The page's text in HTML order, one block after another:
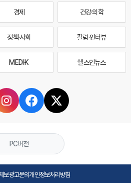
경제 건강·의학
정책·사회 칼럼·인터뷰
MEDI·K 헬스인뉴스
PC버전
보광고문의개인정보처리방침